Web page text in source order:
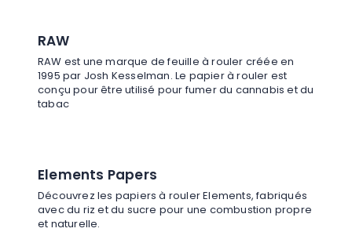
RAW
RAW est une marque de feuille à rouler créée en
1995 par Josh Kesselman. Le papier à rouler est
conçu pour être utilisé pour fumer du cannabis et du
tabac
Elements Papers
Découvrez les papiers à rouler Elements, fabriqués
avec du riz et du sucre pour une combustion propre
et naturelle.